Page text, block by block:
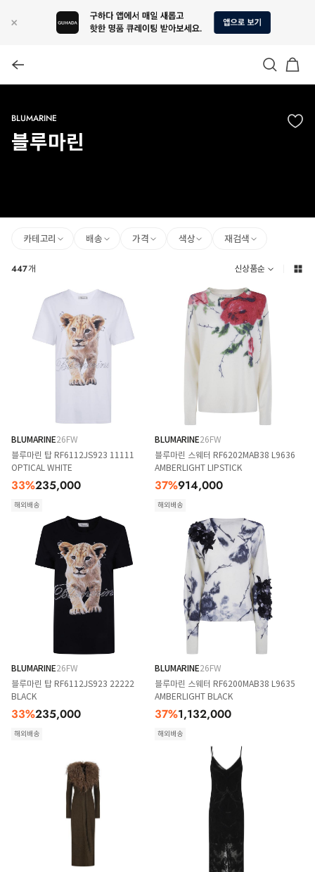
BLUMARINE
블루마린
카테고리 배송 가격 색상 재검색
447개 신상품순
BLUMARINE26FW
블루마린 탑 RF6112JS923 11111
OPTICAL WHITE
33%235,000
해외배송
BLUMARINE26FW
블루마린 스웨터 RF6202MAB38 L9636
AMBERLIGHT LIPSTICK
37%914,000
해외배송
BLUMARINE26FW
블루마린 탑 RF6112JS923 22222
BLACK
33%235,000
해외배송
BLUMARINE26FW
블루마린 스웨터 RF6200MAB38 L9635
AMBERLIGHT BLACK
37%1,132,000
해외배송